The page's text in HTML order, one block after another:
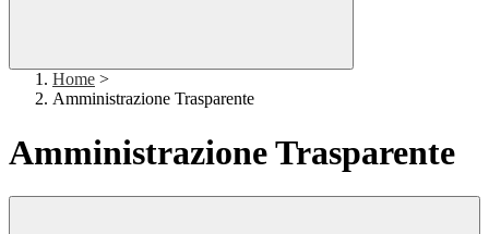
Home >
Amministrazione Trasparente
Amministrazione Trasparente